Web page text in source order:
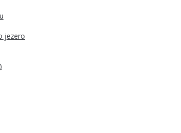
jezero